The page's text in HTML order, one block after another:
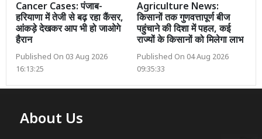
Cancer Cases: पंजाब-
हरियाणा में तेजी से बढ़ रहा कैंसर,
आंकड़े देखकर आप भी हो जाओगे
हैरान
Published On 03 Aug 2026
16:13:25
Agriculture News:
किसानों तक गुणवत्तापूर्ण बीज
पहुंचाने की दिशा में पहल, कई
राज्यों के किसानों को मिलेगा लाभ
Published On 04 Aug 2026
09:35:33
About Us